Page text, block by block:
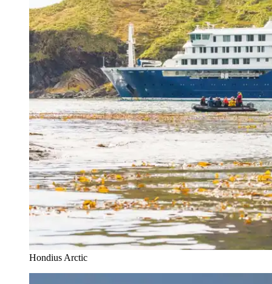
Hondius Arctic